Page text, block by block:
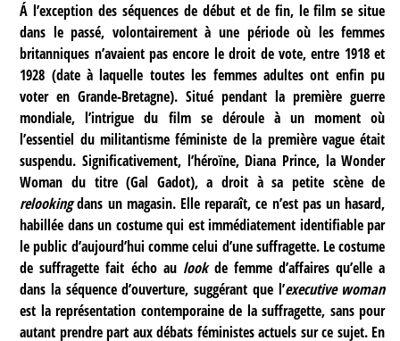
Á l’exception des séquences de début et de fin, le film se situe
dans le passé, volontairement à une période où les femmes
britanniques n’avaient pas encore le droit de vote, entre 1918 et
1928 (date à laquelle toutes les femmes adultes ont enfin pu
voter en Grande-Bretagne). Situé pendant la première guerre
mondiale, l’intrigue du film se déroule à un moment où
l’essentiel du militantisme féministe de la première vague était
suspendu. Significativement, l’héroïne, Diana Prince, la Wonder
Woman du titre (Gal Gadot), a droit à sa petite scène de
relookingdans un magasin. Elle reparaît, ce n’est pas un hasard,
habillée dans un costume qui est immédiatement identifiable par
le public d’aujourd’hui comme celui d’une suffragette. Le costume
de suffragette fait écho au lookde femme d’affaires qu’elle a
dans la séquence d’ouverture, suggérant que l’executive woman
est la représentation contemporaine de la suffragette, sans pour
autant prendre part aux débats féministes actuels sur ce sujet. En